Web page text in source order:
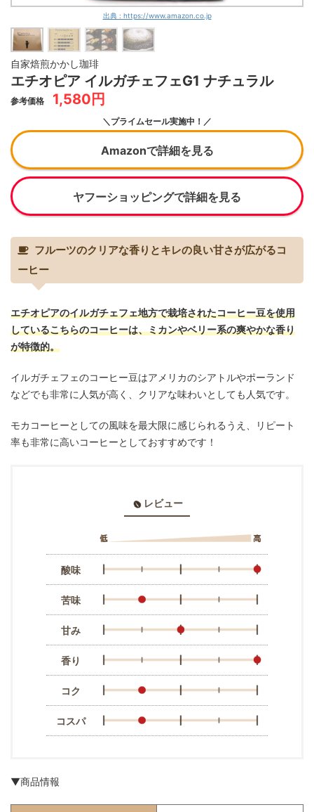
出典 : https://www.amazon.co.jp
自家焙煎かかし珈琲
エチオピア イルガチェフェG1 ナチュラル
参考価格 1,580円
＼プライムセール実施中！／
Amazonで詳細を見る
ヤフーショッピングで詳細を見る
フルーツのクリアな香りとキレの良い甘さが広がるコ
ーヒー
エチオピアのイルガチェフェ地方で栽培されたコーヒー豆を使用
しているこちらのコーヒーは、ミカンやベリー系の爽やかな香り
が特徴的。
イルガチェフェのコーヒー豆はアメリカのシアトルやポーランド
などでも非常に人気が高く、クリアな味わいとしても人気です。
モカコーヒーとしての風味を最大限に感じられるうえ、リピート
率も非常に高いコーヒーとしておすすめです！
レビュー
酸味
苦味
甘み
香り
コク
コスパ
▼商品情報